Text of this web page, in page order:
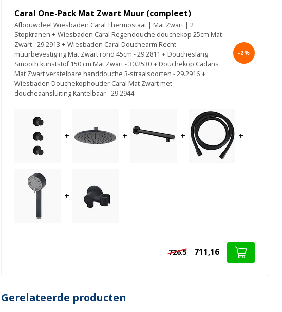
Caral One-Pack Mat Zwart Muur (compleet)
Afbouwdeel Wiesbaden Caral Thermostaat | Mat Zwart | 2
Stopkranen + Wiesbaden Caral Regendouche douchekop 25cm Mat
Zwart - 29.2913 + Wiesbaden Caral Douchearm Recht
muurbevestiging Mat Zwart rond 45cm - 29.2811 + Doucheslang
Smooth kunststof 150 cm Mat Zwart - 30.2530 + Douchekop Cadans
Mat Zwart verstelbare handdouche 3-straalsoorten - 29.2916 +
Wiesbaden Douchekophouder Caral Mat Zwart met
doucheaansluiting Kantelbaar - 29.2944
-2%
+ + + +
+
726.5 711,16
Gerelateerde producten